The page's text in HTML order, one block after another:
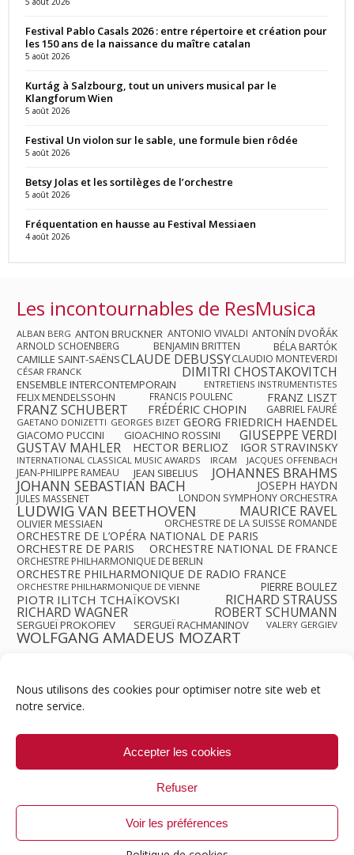
Nous utilisons des cookies pour optimiser notre site web et
notre service.
Accepter les cookies
Refuser
Voir les préférences
Festival Pablo Casals 2026 : entre répertoire et création pour
les 150 ans de la naissance du maître catalan
5 août 2026
Kurtág à Salzbourg, tout un univers musical par le
Klangforum Wien
5 août 2026
Festival Un violon sur le sable, une formule bien rôdée
5 août 2026
Betsy Jolas et les sortilèges de l’orchestre
5 août 2026
Fréquentation en hausse au Festival Messiaen
4 août 2026
Les incontournables de ResMusica
ALBAN BERG ANTON BRUCKNER ANTONIO VIVALDI ANTONÍN DVOŘÁK
ARNOLD SCHOENBERG
BENJAMIN BRITTEN
BÉLA BARTÓK
CAMILLE SAINT-SAËNSCLAUDE DEBUSSYCLAUDIO MONTEVERDI
CÉSAR FRANCK DIMITRI CHOSTAKOVITCH
ENSEMBLE INTERCONTEMPORAIN ENTRETIENS INSTRUMENTISTES
FELIX MENDELSSOHN FRANCIS POULENC FRANZ LISZT
FRANZ SCHUBERT FRÉDÉRIC CHOPIN GABRIEL FAURÉ
GAETANO DONIZETTI GEORGES BIZET GEORG FRIEDRICH HAENDEL
GIACOMO PUCCINI GIOACHINO ROSSINI GIUSEPPE VERDI
GUSTAV MAHLER HECTOR BERLIOZ IGOR STRAVINSKY
INTERNATIONAL CLASSICAL MUSIC AWARDS IRCAM JACQUES OFFENBACH
JEAN-PHILIPPE RAMEAU JEAN SIBELIUS JOHANNES BRAHMS
JOHANN SEBASTIAN BACH JOSEPH HAYDN
JULES MASSENET LONDON SYMPHONY ORCHESTRA
LUDWIG VAN BEETHOVEN MAURICE RAVEL
OLIVIER MESSIAEN ORCHESTRE DE LA SUISSE ROMANDE
ORCHESTRE DE L’OPÉRA NATIONAL DE PARIS
ORCHESTRE DE PARIS
ORCHESTRE NATIONAL DE FRANCE
ORCHESTRE PHILHARMONIQUE DE BERLIN
ORCHESTRE PHILHARMONIQUE DE RADIO FRANCE
ORCHESTRE PHILHARMONIQUE DE VIENNE PIERRE BOULEZ
PIOTR ILITCH TCHAÏKOVSKI RICHARD STRAUSS
RICHARD WAGNER ROBERT SCHUMANN
SERGUEÏ PROKOFIEV SERGUEÏ RACHMANINOV VALERY GERGIEV
WOLFGANG AMADEUS MOZART
© 1999-2026 ResMusica.net Tous droits réservés.